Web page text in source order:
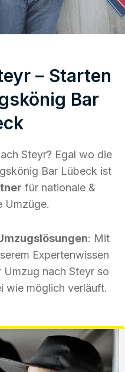
– Starten
Bar
Steyr? Egal wo die
Bar Lübeck ist
für nationale &
Umzüge.
: Mit
Expertenwissen
Umzug nach Steyr so
wie möglich verläuft.